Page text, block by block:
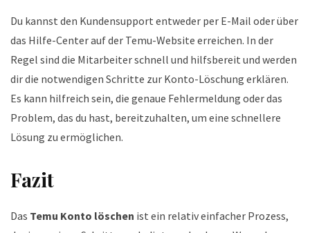
Du kannst den Kundensupport entweder per E-Mail oder über
das Hilfe-Center auf der Temu-Website erreichen. In der
Regel sind die Mitarbeiter schnell und hilfsbereit und werden
dir die notwendigen Schritte zur Konto-Löschung erklären.
Es kann hilfreich sein, die genaue Fehlermeldung oder das
Problem, das du hast, bereitzuhalten, um eine schnellere
Lösung zu ermöglichen.
Fazit
Das Temu Konto löschen ist ein relativ einfacher Prozess,